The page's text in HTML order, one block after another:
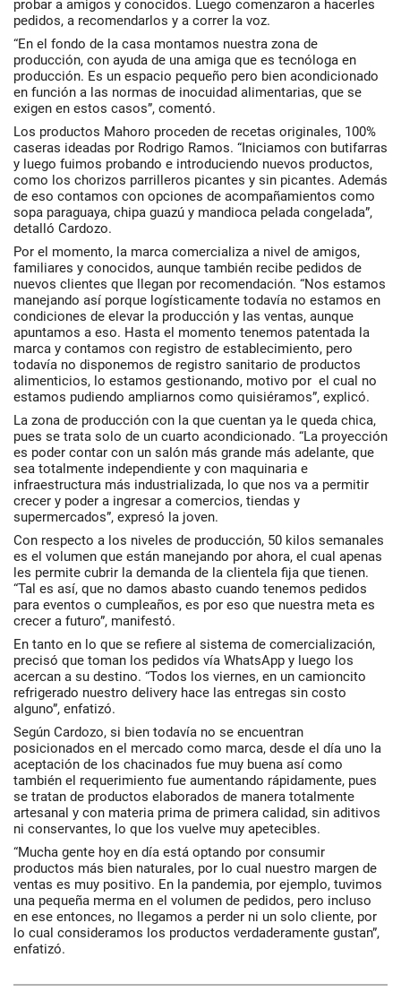
probar a amigos y conocidos. Luego comenzaron a hacerles
pedidos, a recomendarlos y a correr la voz.
“En el fondo de la casa montamos nuestra zona de
producción, con ayuda de una amiga que es tecnóloga en
producción. Es un espacio pequeño pero bien acondicionado
en función a las normas de inocuidad alimentarias, que se
exigen en estos casos”, comentó.
Los productos Mahoro proceden de recetas originales, 100%
caseras ideadas por Rodrigo Ramos. “Iniciamos con butifarras
y luego fuimos probando e introduciendo nuevos productos,
como los chorizos parrilleros picantes y sin picantes. Además
de eso contamos con opciones de acompañamientos como
sopa paraguaya, chipa guazú y mandioca pelada congelada”,
detalló Cardozo.
Por el momento, la marca comercializa a nivel de amigos,
familiares y conocidos, aunque también recibe pedidos de
nuevos clientes que llegan por recomendación. “Nos estamos
manejando así porque logísticamente todavía no estamos en
condiciones de elevar la producción y las ventas, aunque
apuntamos a eso. Hasta el momento tenemos patentada la
marca y contamos con registro de establecimiento, pero
todavía no disponemos de registro sanitario de productos
alimenticios, lo estamos gestionando, motivo por el cual no
estamos pudiendo ampliarnos como quisiéramos”, explicó.
La zona de producción con la que cuentan ya le queda chica,
pues se trata solo de un cuarto acondicionado. “La proyección
es poder contar con un salón más grande más adelante, que
sea totalmente independiente y con maquinaria e
infraestructura más industrializada, lo que nos va a permitir
crecer y poder a ingresar a comercios, tiendas y
supermercados”, expresó la joven.
Con respecto a los niveles de producción, 50 kilos semanales
es el volumen que están manejando por ahora, el cual apenas
les permite cubrir la demanda de la clientela fija que tienen.
“Tal es así, que no damos abasto cuando tenemos pedidos
para eventos o cumpleaños, es por eso que nuestra meta es
crecer a futuro”, manifestó.
En tanto en lo que se refiere al sistema de comercialización,
precisó que toman los pedidos vía WhatsApp y luego los
acercan a su destino. “Todos los viernes, en un camioncito
refrigerado nuestro delivery hace las entregas sin costo
alguno”, enfatizó.
Según Cardozo, si bien todavía no se encuentran
posicionados en el mercado como marca, desde el día uno la
aceptación de los chacinados fue muy buena así como
también el requerimiento fue aumentando rápidamente, pues
se tratan de productos elaborados de manera totalmente
artesanal y con materia prima de primera calidad, sin aditivos
ni conservantes, lo que los vuelve muy apetecibles.
“Mucha gente hoy en día está optando por consumir
productos más bien naturales, por lo cual nuestro margen de
ventas es muy positivo. En la pandemia, por ejemplo, tuvimos
una pequeña merma en el volumen de pedidos, pero incluso
en ese entonces, no llegamos a perder ni un solo cliente, por
lo cual consideramos los productos verdaderamente gustan”,
enfatizó.